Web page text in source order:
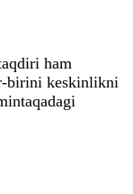
ham
birini keskinlikni